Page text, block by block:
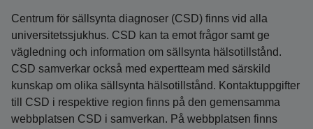
Centrum för sällsynta diagnoser (CSD) finns vid alla
universitetssjukhus. CSD kan ta emot frågor samt ge
vägledning och information om sällsynta hälsotillstånd.
CSD samverkar också med expertteam med särskild
kunskap om olika sällsynta hälsotillstånd. Kontaktuppgifter
till CSD i respektive region finns på den gemensamma
webbplatsen CSD i samverkan. På webbplatsen finns